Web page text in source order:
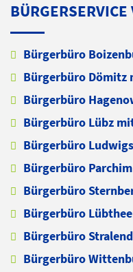
BÜRGERSERVICE
Bürgerbüro
Bürgerbüro Dömitz
Bürgerbüro
Bürgerbüro Lübz
Bürgerbüro
Bürgerbüro
Bürgerbüro
Bürgerbüro
Bürgerbüro
Bürgerbüro